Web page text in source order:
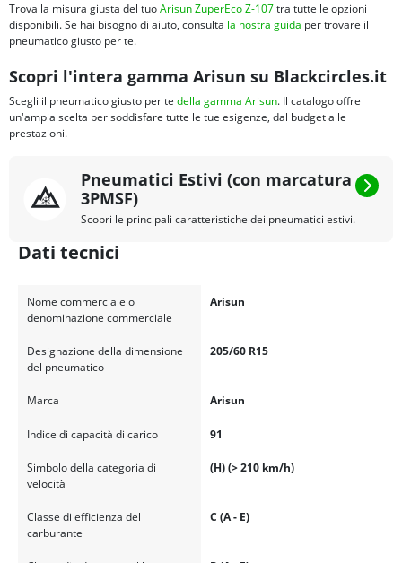
Trova la misura giusta del tuoArisun ZuperEco Z-107tra tutte le opzioni
disponibili. Se hai bisogno di aiuto, consulta la nostra guida per trovare il
pneumatico giusto per te.
Scopri l'intera gamma Arisun su Blackcircles.it
Scegli il pneumatico giusto per te della gamma Arisun. Il catalogo offre
un'ampia scelta per soddisfare tutte le tue esigenze, dal budget alle
prestazioni.
Pneumatici Estivi (con marcatura
3PMSF)
Scopri le principali caratteristiche dei pneumatici estivi.
Dati tecnici
Nome commerciale o
denominazione commerciale
Arisun
Designazione della dimensione
del pneumatico
205/60 R15
Marca Arisun
Indice di capacità di carico 91
Simbolo della categoria di
velocità
(H) (> 210 km/h)
Classe di efficienza del
carburante
C (A - E)